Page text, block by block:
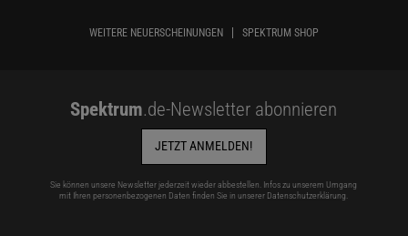
WEITERE NEUERSCHEINUNGEN SPEKTRUM SHOP
Spektrum.de-Newsletter abonnieren
JETZT ANMELDEN!
Sie können unsere Newsletter jederzeit wieder abbestellen. Infos zu unserem Umgang
mit Ihren personenbezogenen Daten finden Sie in unserer Datenschutzerklärung.